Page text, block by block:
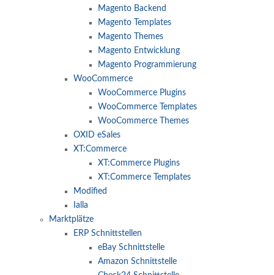
Magento Backend
Magento Templates
Magento Themes
Magento Entwicklung
Magento Programmierung
WooCommerce
WooCommerce Plugins
WooCommerce Templates
WooCommerce Themes
OXID eSales
XT:Commerce
XT:Commerce Plugins
XT:Commerce Templates
Modified
Ialla
Marktplätze
ERP Schnittstellen
eBay Schnittstelle
Amazon Schnittstelle